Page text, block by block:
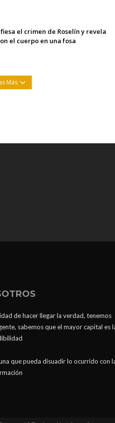
el crimen de Roselín y revela
el cuerpo en una fosa
Más
de hacer llegar la verdad, tenemos
sabemos que el mayor capital es
que pueda disuadir lo ocurrido con